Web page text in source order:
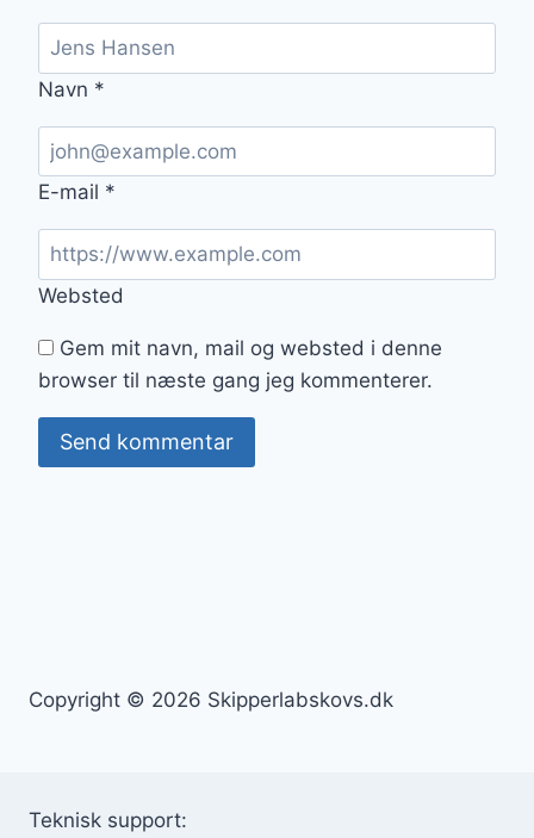
Navn *
E-mail *
Websted
Gem mit navn, mail og websted i denne
browser til næste gang jeg kommenterer.
Copyright © 2026 Skipperlabskovs.dk
Teknisk support: